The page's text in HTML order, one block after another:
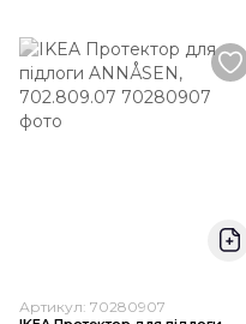
Артикул: 70280907